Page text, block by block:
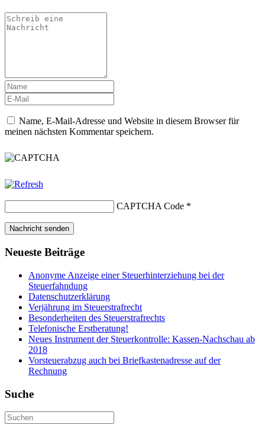
Name, E-Mail-Adresse und Website in diesem Browser für
meinen nächsten Kommentar speichern.
CAPTCHA Code *
Neueste Beiträge
Anonyme Anzeige einer Steuerhinterziehung bei der
Steuerfahndung
Datenschutzerklärung
Verjährung im Steuerstrafrecht
Besonderheiten des Steuerstrafrechts
Telefonische Erstberatung!
Neues Instrument der Steuerkontrolle: Kassen-Nachschau ab
2018
Vorsteuerabzug auch bei Briefkastenadresse auf der
Rechnung
Suche